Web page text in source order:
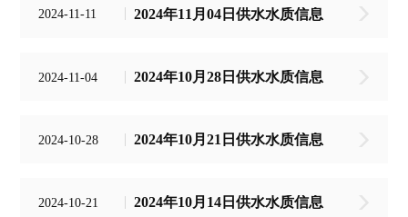
2024-11-11 2024年11月04日供水水质信息
2024-11-04 2024年10月28日供水水质信息
2024-10-28 2024年10月21日供水水质信息
2024-10-21 2024年10月14日供水水质信息